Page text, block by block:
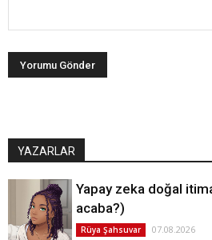
YAZARLAR
Yapay zeka doğal
acaba?)
Rüya Şahsuvar 07.08.2026